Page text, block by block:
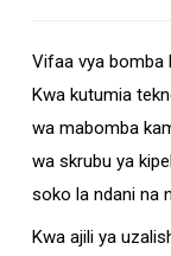
Vifaa vya bomba
Kwa kutumia
wa mabomba
wa skrubu ya
soko la ndani na
Kwa ajili ya